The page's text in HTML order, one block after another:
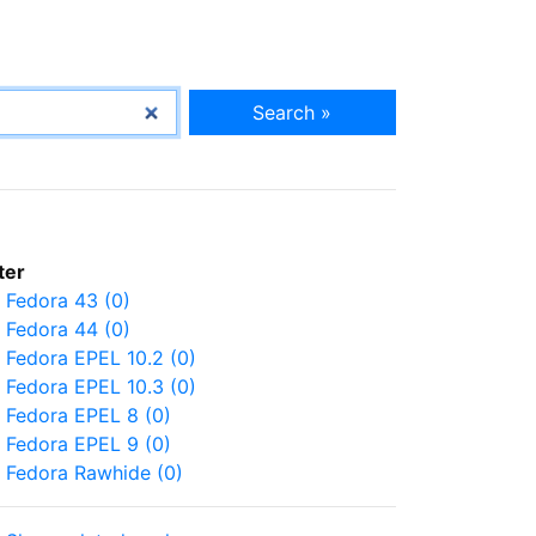
Search »
Fedora 43 (0)
Fedora 44 (0)
Fedora EPEL 10.2 (0)
Fedora EPEL 10.3 (0)
Fedora EPEL 8 (0)
Fedora EPEL 9 (0)
Fedora Rawhide (0)